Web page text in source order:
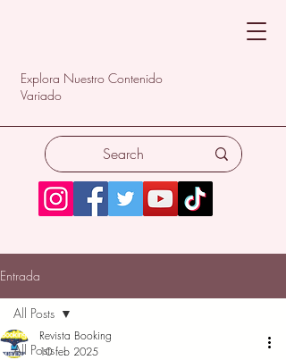
Explora Nuestro Contenido
Variado
Entrada
All Posts
All Posts
Revista Booking
10 feb 2025